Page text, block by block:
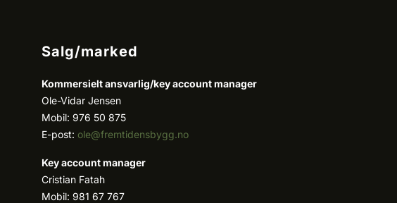
Salg/marked
Kommersielt ansvarlig/key account manager
Ole-Vidar Jensen
Mobil: 976 50 875
E-post: ole@fremtidensbygg.no
Key account manager
Cristian Fatah
Mobil: 981 67 767